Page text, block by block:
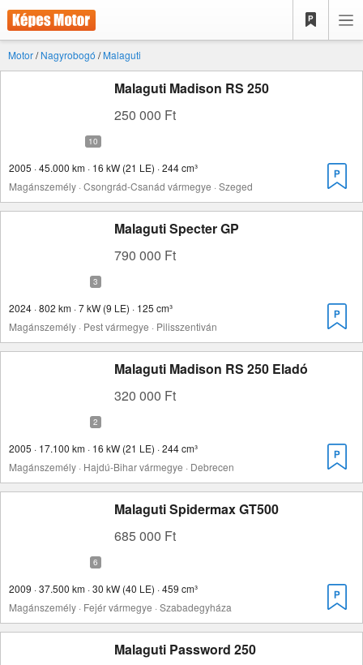
Motor/Nagyrobogó /Malaguti
Malaguti Madison RS 250
250 000 Ft
2005 · 45.000 km · 16 kW (21 LE) · 244 cm³
Magánszemély · Csongrád-Csanád vármegye · Szeged
Malaguti Specter GP
790 000 Ft
2024 · 802 km · 7 kW (9 LE) · 125 cm³
Magánszemély · Pest vármegye · Pilisszentiván
Malaguti Madison RS 250 Eladó
320 000 Ft
2005 · 17.100 km · 16 kW (21 LE) · 244 cm³
Magánszemély · Hajdú-Bihar vármegye · Debrecen
Malaguti Spidermax GT500
685 000 Ft
2009 · 37.500 km · 30 kW (40 LE) · 459 cm³
Magánszemély · Fejér vármegye · Szabadegyháza
Malaguti Password 250